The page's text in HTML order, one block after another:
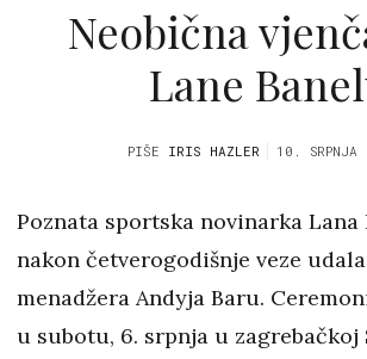
Neobična
Lane
PIŠE IRIS HAZLER 10. SRPNJA
Poznata sportska novinarka Lana
nakon četverogodišnje veze
menadžera Andyja Baru.
u subotu, 6. srpnja u zagrebačkoj